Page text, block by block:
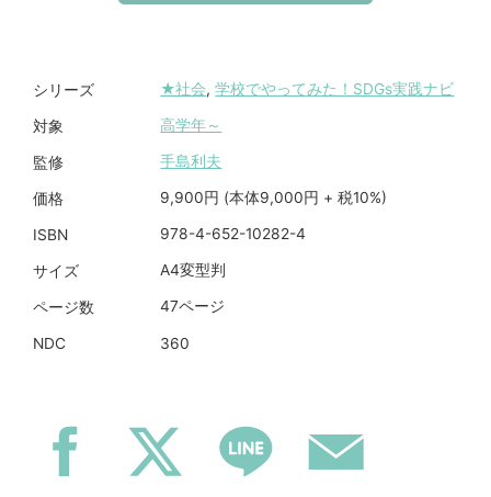
シリーズ ★社会,学校でやってみた！SDGs実践ナビ
対象 高学年～
監修 手島利夫
価格 9,900円 (本体9,000円 + 税10%)
ISBN 978-4-652-10282-4
サイズ A4変型判
ページ数 47ページ
NDC 360